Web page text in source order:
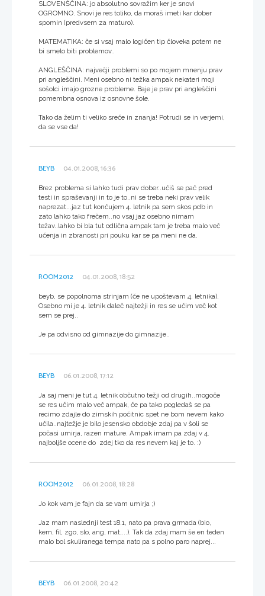
SLOVENŠČINA: jo absolutno sovražim ker je snovi
OGROMNO. Snovi je res toliko, da moraš imeti kar dober
spomin (predvsem za maturo).
MATEMATIKA: če si vsaj malo logičen tip človeka potem ne
bi smelo biti problemov..
ANGLEŠČINA: največji problemi so po mojem mnenju prav
pri angleščini. Meni osebno ni težka ampak nekateri moji
sošolci imajo grozne probleme. Baje je prav pri angleščini
pomembna osnova iz osnovne šole.
Tako da želim ti veliko sreče in znanja! Potrudi se in verjemi,
da se vse da!
BEYB 04.01.2008, 16:36
Brez problema si lahko tudi prav dober..učiš se pač pred
testi in spraševanji in to je to..ni se treba neki prav velik
naprezat...jaz tut končujem 4. letnik pa sem skos pdb in
zato lahko tako frečem..no vsaj jaz osebno nimam
težav..lahko bi bla tut odlična ampak tam je treba malo več
učenja in zbranosti pri pouku kar se pa meni ne da.
ROOM2012 04.01.2008, 18:52
beyb, se popolnoma strinjam (če ne upoštevam 4. letnika).
Osebno mi je 4. letnik daleč najtežji in res se učim več kot
sem se prej..
Je pa odvisno od gimnazije do gimnazije..
BEYB 06.01.2008, 17:12
Ja saj meni je tut 4. letnik občutno težji od drugih..mogoče
se res učim malo več ampak, če pa tako pogledaš se pa
recimo zdajle do zimskih počitnic spet ne bom nevem kako
učila..najtežje je bilo jesensko obdobje zdaj pa v šoli se
počasi umirja, razen mature. Ampak imam pa zdaj v 4.
najboljše ocene do zdej tko da res nevem kaj je to. :)
ROOM2012 06.01.2008, 18:28
Jo kok vam je fajn da se vam umirja ;)
Jaz mam naslednji test 18.1, nato pa prava grmada (bio,
kem, fil, zgo, slo, ang, mat,...). Tak da zdaj mam še en teden
malo bol skuliranega tempa nato pa s polno paro naprej...
BEYB 06.01.2008, 20:42